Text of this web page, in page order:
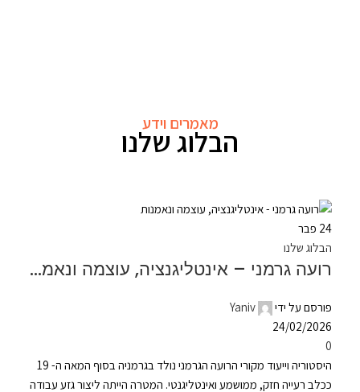
מאמרים וידע
הבלוג שלנו
24 פבר
הבלוג שלנו
רועה גרמני – אינטליגנציה, עוצמה ונאמנות
פורסם על ידי
Yaniv
24/02/2026
0
היסטוריה וייעוד מקורי הרועה הגרמני נולד בגרמניה בסוף המאה ה- 19
ככלב רעייה חזק, ממושמע ואינטליגנטי. המטרה הייתה ליצור גזע עבודה